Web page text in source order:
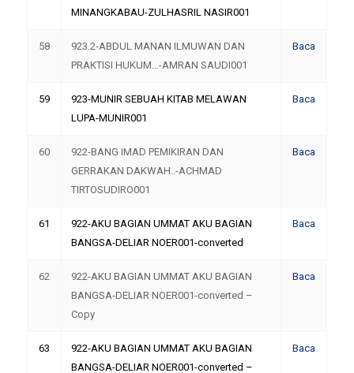
MINANGKABAU-ZULHASRIL NASIR001
58
923.2-ABDUL MANAN ILMUWAN DAN
PRAKTISI HUKUM…-AMRAN SAUDI001
Baca
59
923-MUNIR SEBUAH KITAB MELAWAN
LUPA-MUNIR001
Baca
60
922-BANG IMAD PEMIKIRAN DAN
GERRAKAN DAKWAH..-ACHMAD
TIRTOSUDIRO001
Baca
61
922-AKU BAGIAN UMMAT AKU BAGIAN
BANGSA-DELIAR NOER001-converted
Baca
62
922-AKU BAGIAN UMMAT AKU BAGIAN
BANGSA-DELIAR NOER001-converted –
Copy
Baca
63
922-AKU BAGIAN UMMAT AKU BAGIAN
BANGSA-DELIAR NOER001-converted –
Baca